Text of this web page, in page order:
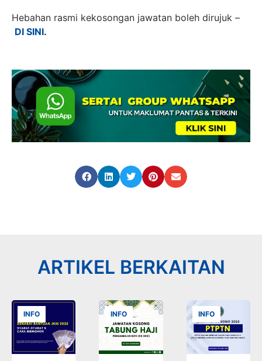
Hebahan rasmi kekosongan jawatan boleh dirujuk –
DI SINI.
ARTIKEL BERKAITAN
INFO INFO INFO